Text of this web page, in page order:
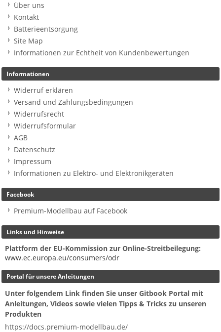
Über uns
Kontakt
Batterieentsorgung
Site Map
Informationen zur Echtheit von Kundenbewertungen
Informationen
Widerruf erklären
Versand und Zahlungsbedingungen
Widerrufsrecht
Widerrufsformular
AGB
Datenschutz
Impressum
Informationen zu Elektro- und Elektronikgeräten
Facebook
Premium-Modellbau auf Facebook
Links und Hinweise
Plattform der EU-Kommission zur Online-Streitbeilegung:
www.ec.europa.eu/consumers/odr
Portal für unsere Anleitungen
Unter folgendem Link finden Sie unser Gitbook Portal mit
Anleitungen, Videos sowie vielen Tipps & Tricks zu unseren
Produkten
https://docs.premium-modellbau.de/